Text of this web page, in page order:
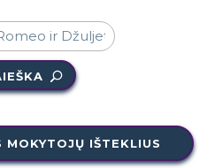
MOKYTOJŲ IŠTEKLIUS